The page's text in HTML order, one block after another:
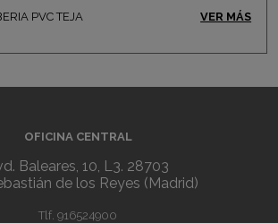
PVC TEJA VER MÁS
OFICINA CENTRAL
Baleares, 10, L3. 28703
de los Reyes (Madrid)
Tlf. 916524900